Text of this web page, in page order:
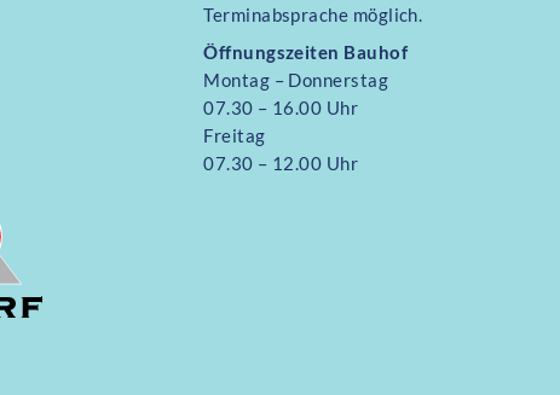
Terminabsprache möglich.
Öffnungszeiten Bauhof
Montag – Donnerstag
07.30 – 16.00 Uhr
Freitag
07.30 – 12.00 Uhr